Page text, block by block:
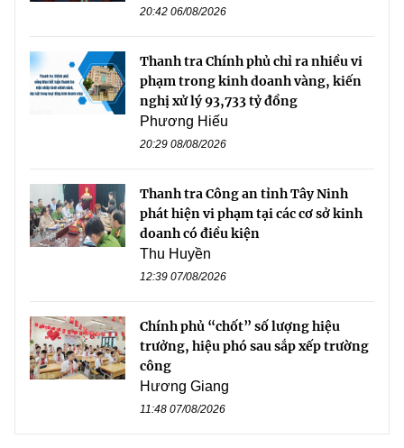
20:42 06/08/2026
Thanh tra Chính phủ chỉ ra nhiều vi
phạm trong kinh doanh vàng, kiến
nghị xử lý 93,733 tỷ đồng
Phương Hiếu
20:29 08/08/2026
Thanh tra Công an tỉnh Tây Ninh
phát hiện vi phạm tại các cơ sở kinh
doanh có điều kiện
Thu Huyền
12:39 07/08/2026
Chính phủ “chốt” số lượng hiệu
trưởng, hiệu phó sau sắp xếp trường
công
Hương Giang
11:48 07/08/2026